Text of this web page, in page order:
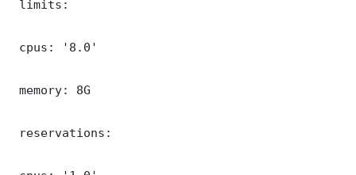
limits:
cpus: '8.0'
memory: 8G
reservations: